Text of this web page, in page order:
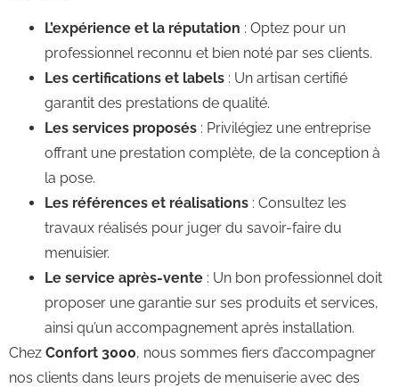
L’expérience et la réputation : Optez pour un
professionnel reconnu et bien noté par ses clients.
Les certifications et labels : Un artisan certifié
garantit des prestations de qualité.
Les services proposés : Privilégiez une entreprise
offrant une prestation complète, de la conception à
la pose.
Les références et réalisations : Consultez les
travaux réalisés pour juger du savoir-faire du
menuisier.
Le service après-vente : Un bon professionnel doit
proposer une garantie sur ses produits et services,
ainsi qu’un accompagnement après installation.
Chez Confort 3000, nous sommes fiers d’accompagner
nos clients dans leurs projets de menuiserie avec des